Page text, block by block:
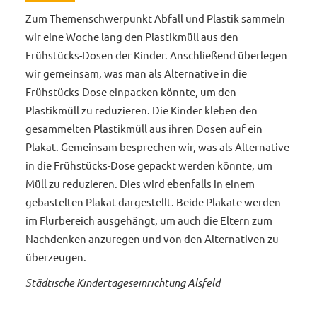
Zum Themenschwerpunkt Abfall und Plastik sammeln
wir eine Woche lang den Plastikmüll aus den
Frühstücks-Dosen der Kinder. Anschließend überlegen
wir gemeinsam, was man als Alternative in die
Frühstücks-Dose einpacken könnte, um den
Plastikmüll zu reduzieren. Die Kinder kleben den
gesammelten Plastikmüll aus ihren Dosen auf ein
Plakat. Gemeinsam besprechen wir, was als Alternative
in die Frühstücks-Dose gepackt werden könnte, um
Müll zu reduzieren. Dies wird ebenfalls in einem
gebastelten Plakat dargestellt. Beide Plakate werden
im Flurbereich ausgehängt, um auch die Eltern zum
Nachdenken anzuregen und von den Alternativen zu
überzeugen.
Städtische Kindertageseinrichtung Alsfeld